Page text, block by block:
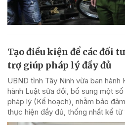
Tạo điều kiện để các đối
trợ giúp pháp lý đầy đủ
UBND tỉnh Tây Ninh vừa ban hành
hành Luật sửa đổi, bổ sung một
pháp lý (Kế hoạch), nhằm bảo
thực hiện đầy đủ, thống nhất kể từ